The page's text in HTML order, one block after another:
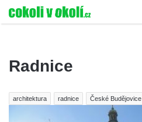
Radnice
architektura radnice České Budějovice